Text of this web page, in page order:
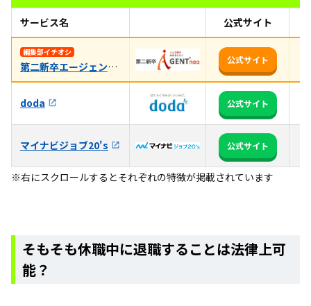
サービス名 公式サイト
編集部イチオシ
第二新卒エージェントneo
公式サイト
doda 公式サイト
マイナビジョブ20's 公式サイト
※右にスクロールするとそれぞれの特徴が掲載されています
そもそも休職中に退職することは法律上可
能？